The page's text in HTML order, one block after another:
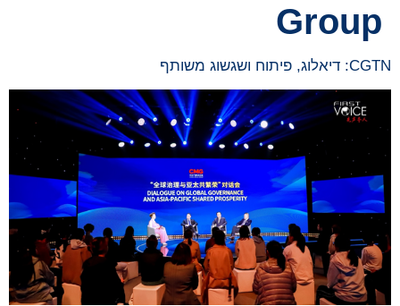
Group
CGTN: דיאלוג, פיתוח ושגשוג משותף